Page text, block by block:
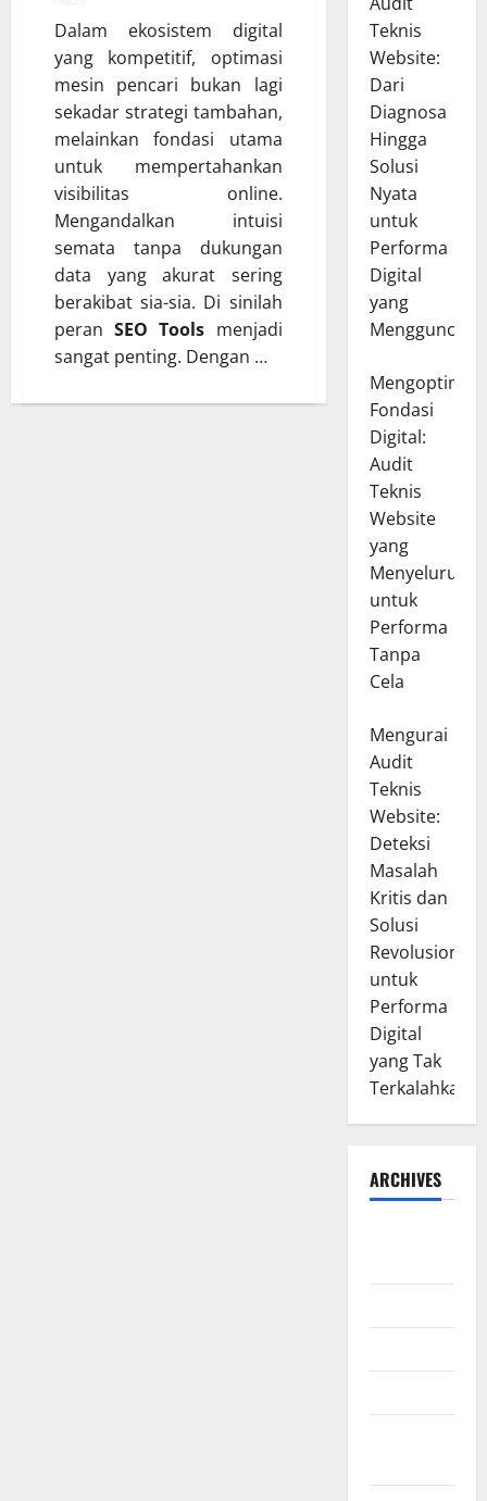
Dalam ekosistem digital
yang kompetitif, optimasi
mesin pencari bukan lagi
sekadar strategi tambahan,
melainkan fondasi utama
untuk mempertahankan
visibilitas online.
Mengandalkan intuisi
semata tanpa dukungan
data yang akurat sering
berakibat sia-sia. Di sinilah
peranSEO Tools menjadi
sangat penting. Dengan …
Teknis
Website:
Dari
Diagnosa
Hingga
Solusi
Nyata
untuk
Performa
Digital
yang
Mengguncang
Fondasi
Digital:
Audit
Teknis
Website
yang
Menyeluruh
untuk
Performa
Tanpa
Cela
Mengurai
Audit
Teknis
Website:
Deteksi
Masalah
Kritis dan
Solusi
Revolusioner
untuk
Performa
Digital
yang Tak
Terkalahkan
ARCHIVES